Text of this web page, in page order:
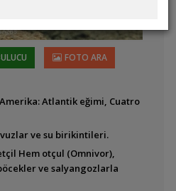
siquia
sp.
Red Point'
FOTO ARA
Atlantik eğimi, Cuatro
ve su birikintileri.
Hem otçul (Omnivor),
ve salyangozlarla